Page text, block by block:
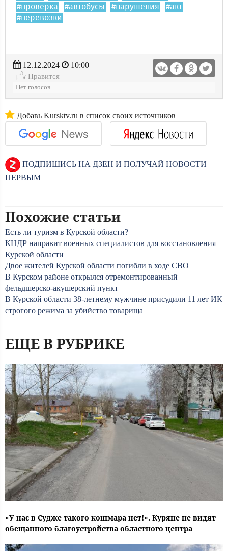
#проверка
#автобусы #нарушения
#акт
#перевозки
12.12.2024
10:00
Нравится
Нет голосов
Добавь Kursktv.ru в список своих источников
ПОДПИШИСЬ НА ДЗЕН И ПОЛУЧАЙ НОВОСТИ
ПЕРВЫМ
Похожие статьи
Есть ли туризм в Курской области?
КНДР направит военных специалистов для восстановления
Курской области
Двое жителей Курской области погибли в ходе СВО
В Курском районе открылся отремонтированный
фельдшерско-акушерский пункт
В Курской области 38-летнему мужчине присудили 11 лет ИК
строгого режима за убийство товарища
ЕЩЕ В РУБРИКЕ
«У нас в Судже такого кошмара нет!». Куряне не видят
обещанного благоустройства областного центра